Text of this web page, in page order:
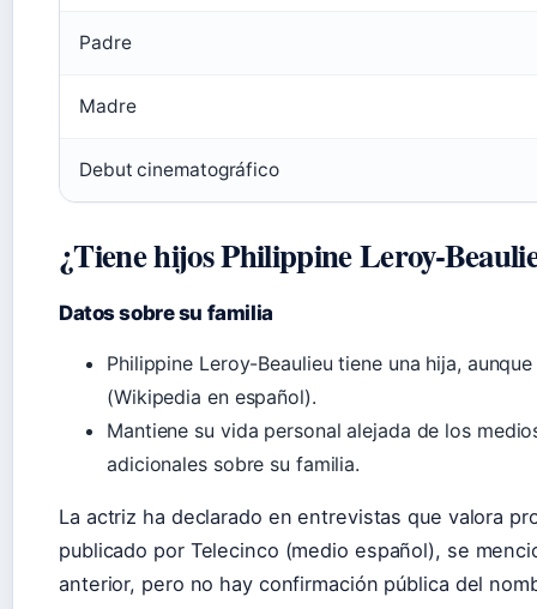
Padre
Madre
Debut cinematográfico
¿Tiene hijos Philippine Leroy-
Datos sobre su familia
Philippine Leroy-Beaulieu tiene una hija,
(Wikipedia en español).
Mantiene su vida personal alejada de los
adicionales sobre su familia.
La actriz ha declarado en entrevistas que valora
publicado por Telecinco (medio español), se
anterior, pero no hay confirmación pública del